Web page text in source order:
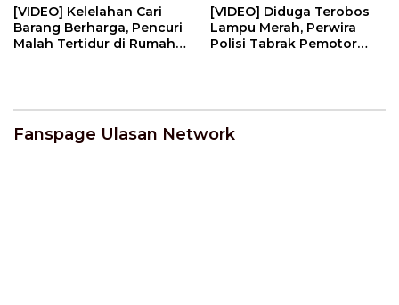
[VIDEO] Kelelahan Cari
Barang Berharga, Pencuri
Malah Tertidur di Rumah
[VIDEO] Diduga Terobos
Lampu Merah, Perwira
Polisi Tabrak Pemotor
Fanspage Ulasan Network